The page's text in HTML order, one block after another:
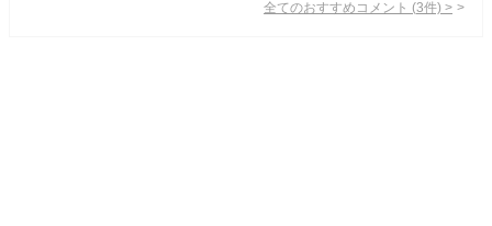
全てのおすすめコメント (3件) >